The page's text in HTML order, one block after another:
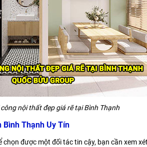
nội thất đẹp giá rẽ tại Bình Thạnh
Bình Thạnh Uy Tín
được một đối tác tin cậy, bạn cần xem